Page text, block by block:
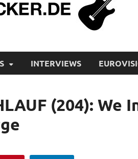
INTERVIEWS
(204): We